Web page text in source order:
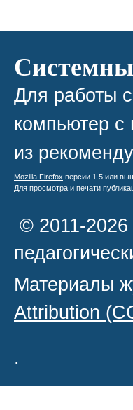
Для работы
компьютер с
из
Mozilla Firefox версии 1.5 или
Для просмотра и печати
© 2011-2026
Материалы
Attribution
.